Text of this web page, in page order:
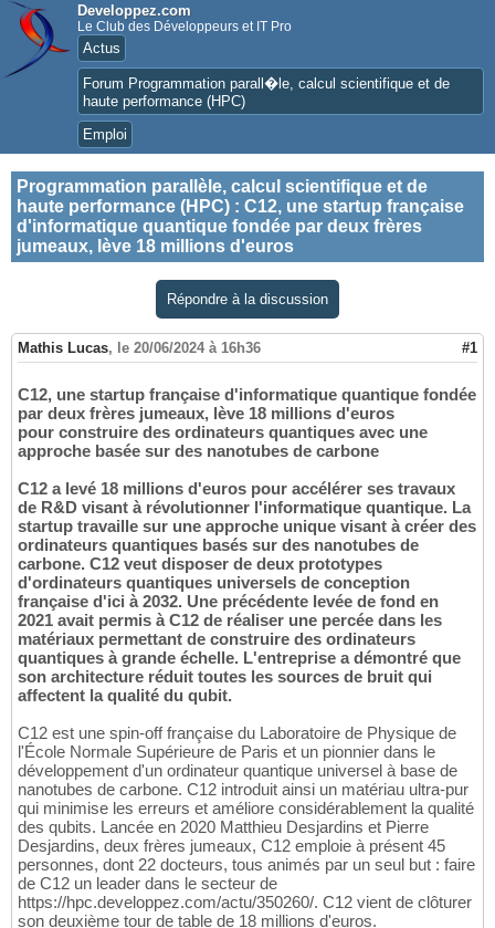
Developpez.com
Le Club des Développeurs et IT Pro
Actus
Forum Programmation parall�le, calcul scientifique et de
haute performance (HPC)
Emploi
Programmation parallèle, calcul scientifique et de
haute performance (HPC) : C12, une startup française
d'informatique quantique fondée par deux frères
jumeaux, lève 18 millions d'euros
Répondre à la discussion
Mathis Lucas, le 20/06/2024 à 16h36 #1
C12, une startup française d'informatique quantique fondée
par deux frères jumeaux, lève 18 millions d'euros
pour construire des ordinateurs quantiques avec une
approche basée sur des nanotubes de carbone
C12 a levé 18 millions d'euros pour accélérer ses travaux
de R&D visant à révolutionner l'informatique quantique. La
startup travaille sur une approche unique visant à créer des
ordinateurs quantiques basés sur des nanotubes de
carbone. C12 veut disposer de deux prototypes
d'ordinateurs quantiques universels de conception
française d'ici à 2032. Une précédente levée de fond en
2021 avait permis à C12 de réaliser une percée dans les
matériaux permettant de construire des ordinateurs
quantiques à grande échelle. L'entreprise a démontré que
son architecture réduit toutes les sources de bruit qui
affectent la qualité du qubit.
C12 est une spin-off française du Laboratoire de Physique de
l'École Normale Supérieure de Paris et un pionnier dans le
développement d'un ordinateur quantique universel à base de
nanotubes de carbone. C12 introduit ainsi un matériau ultra-pur
qui minimise les erreurs et améliore considérablement la qualité
des qubits. Lancée en 2020 Matthieu Desjardins et Pierre
Desjardins, deux frères jumeaux, C12 emploie à présent 45
personnes, dont 22 docteurs, tous animés par un seul but : faire
de C12 un leader dans le secteur de
https://hpc.developpez.com/actu/350260/. C12 vient de clôturer
son deuxième tour de table de 18 millions d'euros.